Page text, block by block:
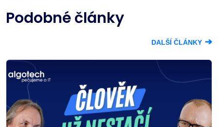
Podobné články
DALŠÍ ČLÁNKY ➔